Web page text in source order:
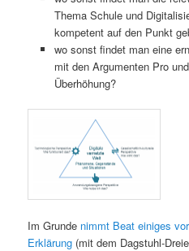
Thema Schule und
kompetent auf den Punkt
wo sonst findet man eine
mit den Argumenten Pro
Überhöhung?
Im Grunde nimmt Beat einiges
Erklärung (mit dem Dagstuhl-